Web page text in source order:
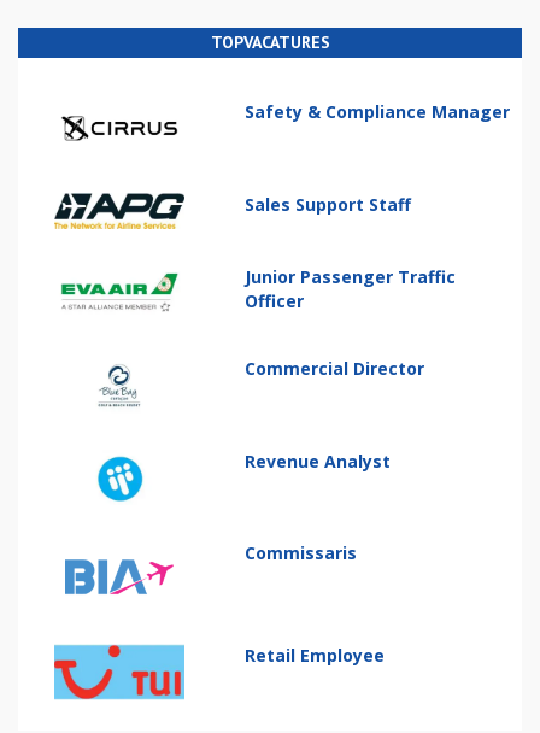
TOPVACATURES
Safety & Compliance Manager
Sales Support Staff
Junior Passenger Traffic
Officer
Commercial Director
Revenue Analyst
Commissaris
Retail Employee